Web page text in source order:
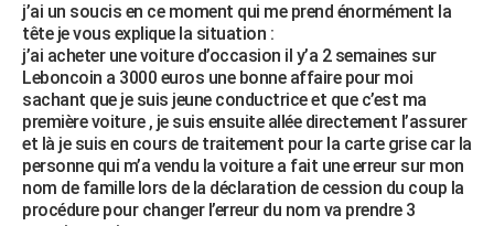
Mobiles
Meilleur smartphone
Internet
Ordinateurs
Jeux vidéo
Guide high-tech
+BRICOLAGE
Forum
Aménagement intérieur
Extérieur
Cuisine
Salle de bains
Jardinage
Rangement
WEEK-END
Guides de France
Escapades
Patrimoine
Expositions
Musées
Week-end nature
LIFESTYLE
Art de vivre
Bien-être
Loisirs
Modes de vie
SANTE
Alimentation
Guide de la santé
Maladies
Médicaments
Sommeil
VOYAGE
j’ai un soucis en ce moment qui me prend énormément la
tête je vous explique la situation :
j’ai acheter une voiture d’occasion il y’a 2 semaines sur
Leboncoin a 3000 euros une bonne affaire pour moi
sachant que je suis jeune conductrice et que c’est ma
première voiture , je suis ensuite allée directement l’assurer
et là je suis en cours de traitement pour la carte grise car la
personne qui m’a vendu la voiture a fait une erreur sur mon
nom de famille lors de la déclaration de cession du coup la
procédure pour changer l’erreur du nom va prendre 3